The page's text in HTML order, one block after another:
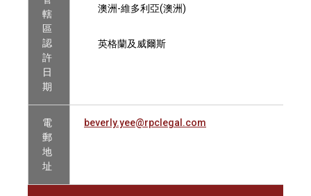
轄
區
認
許
日
期
澳洲-維多利亞(澳洲)
英格蘭及威爾斯
電
郵
地
址
beverly.yee@rpclegal.com